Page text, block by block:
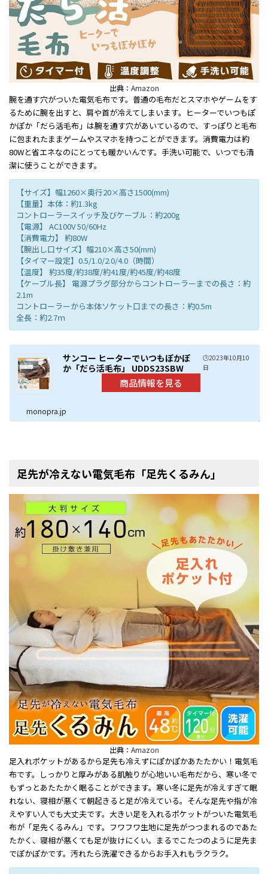
出典： Amazon
腕を通す穴がついた電気毛布です。普通の毛布だとスマホやゲームをす
るために腕を出すと、肩や首が冷えてしまいます。ヒーターでいつもぽ
かぽか「だら活毛布」は腕を通す穴があいているので、すっぽりと毛布
に包まれたままゲームやスマホを持つことができます。消費電力は約
80Wと省エネなのにとっても暖かいんです。手洗い可能で、いつでも清
潔に使うことができます。
【サイズ】幅1260×奥行20×高さ1500(mm)
【重量】本体：約1.3kg
コントローラースイッチ及びケーブル：約200g
【電源】 AC100V 50/60Hz
【消費電力】 約80W
【腕出し口サイズ】幅210×高さ50(mm)
【タイマー設定】0.5/1.0/2.0/4.0（時間）
【温度】 約35度/約38度/約41度/約45度/約48度
【ケーブル長】 電源プラグ部分からコントローラーまでの長さ：約
2.1m
コントローラーから本体ソケット口までの長さ：約0.5m
全長：約2.7ｍ
サンコー ヒーターでいつもぽかぽ
か「だら活毛布」 UDDS23SBW
🕒️2023年10月10
日
monopra.jp
足先が冷えない電気毛布「足先くるみん」
出典： Amazon
足入れポケットがあるから足先も冷えずにぽかぽかあたたかい！電気毛
布です。しっかりと厚みがある肌触りが心地いい毛布だから、寒い冬で
もずっとあたたかく眠ることができます。寒い冬に足先が冷えすぎて眠
れない、寝相が悪くて朝起きると足が冷えている。そんな足先や指が冷
えやすい人でも大丈夫です。大きい足を入れるポケットがついた電気毛
布が「足先くるみん」です。フワフワ生地に足先がつつまれるのであた
たかく、寝相が悪くても足が抜けにくい。まるでこたつのように足先ま
でぽかぽかです。汚れたら洗濯できるからお手入れもラクラク。